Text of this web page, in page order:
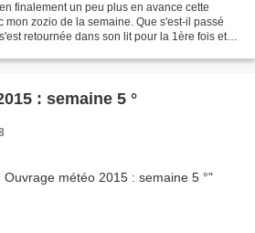
finalement un peu plus en avance cette
mon zozio de la semaine. Que s'est-il passé
retournée dans son lit pour la 1ère fois et
: semaine 5 °